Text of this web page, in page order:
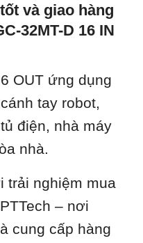
và giao hàng
32MT-D 16 IN
OUT ứng dụng
tay robot,
điện, nhà máy
nhà.
trải nghiệm mua
– nơi
cung cấp hàng